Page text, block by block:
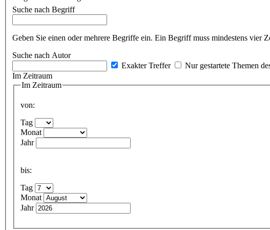
Suche nach Begriff
Geben Sie einen oder mehrere Begriffe ein. Ein Begriff muss mindestens vier
Suche nach Autor
Exakter Treffer
Nur gestartete Themen
Im Zeitraum
Im Zeitraum
von:
Tag
Monat
Jahr
bis:
Tag
Monat
Jahr